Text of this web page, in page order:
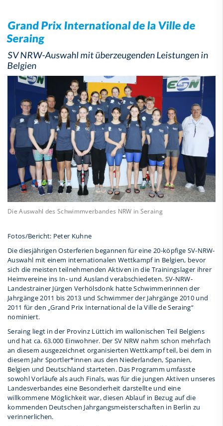
Grand Prix International de la Ville de
Seraing
SV NRW-Auswahl mit überzeugenden Leistungen in
Belgien
Die Auswahl des Schwimmverbandes NRW in Seraing
Fotos/Bericht: Peter Kuhne
Die diesjährigen Osterferien begannen für eine 20-köpfige SV-NRW-
Auswahl mit einem internationalen Wettkampf in Belgien, bevor
sich die meisten teilnehmenden Aktiven in die Trainingslager ihrer
Heimvereine ins In- und Ausland verabschiedeten. SV-NRW-
Landestrainer Jürgen Verhölsdonk hatte Schwimmerinnen der
Jahrgänge 2011 bis 2013 und Schwimmer der Jahrgänge 2010 und
2011 für den „Grand Prix International de la Ville de Seraing“
nominiert.
Seraing liegt in der Provinz Lüttich im wallonischen Teil Belgiens
und hat ca. 63.000 Einwohner. Der SV NRW nahm schon mehrfach
an diesem ausgezeichnet organisierten Wettkampf teil, bei dem in
diesem Jahr Sportler*innen aus den Niederlanden, Spanien,
Belgien und Deutschland starteten. Das Programm umfasste
sowohl Vorläufe als auch Finals, was für die jungen Aktiven unseres
Landesverbandes eine Besonderheit darstellte und eine
willkommene Möglichkeit war, diesen Ablauf in Bezug auf die
kommenden Deutschen Jahrgangsmeisterschaften in Berlin zu
verinnerlichen.